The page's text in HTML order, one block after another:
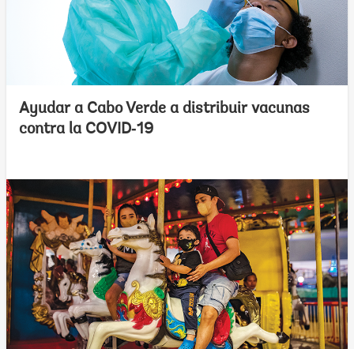
Ayudar a Cabo Verde a distribuir vacunas
contra la COVID‑19